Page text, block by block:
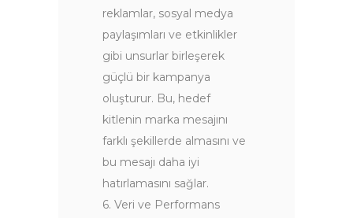
reklamlar, sosyal medya
paylaşımları ve etkinlikler
gibi unsurlar birleşerek
güçlü bir kampanya
oluşturur. Bu, hedef
kitlenin marka mesajını
farklı şekillerde almasını ve
bu mesajı daha iyi
hatırlamasını sağlar.
6. Veri ve Performans